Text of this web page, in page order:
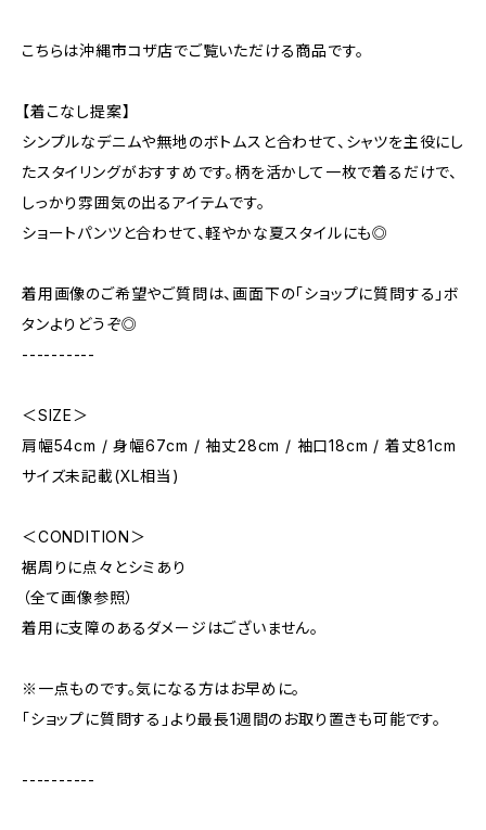
こちらは沖縄市コザ店でご覧いただける商品です。
【着こなし提案】
シンプルなデニムや無地のボトムスと合わせて、シャツを主役にし
たスタイリングがおすすめです。柄を活かして一枚で着るだけで、
しっかり雰囲気の出るアイテムです。
ショートパンツと合わせて、軽やかな夏スタイルにも◎
着用画像のご希望やご質問は、画面下の「ショップに質問する」ボ
タンよりどうぞ◎
----------
＜SIZE＞
肩幅54cm / 身幅67cm / 袖丈28cm / 袖口18cm / 着丈81cm
サイズ未記載(XL相当)
＜CONDITION＞
裾周りに点々とシミあり
（全て画像参照）
着用に支障のあるダメージはございません。
※一点ものです。気になる方はお早めに。
「ショップに質問する」より最長1週間のお取り置きも可能です。
----------